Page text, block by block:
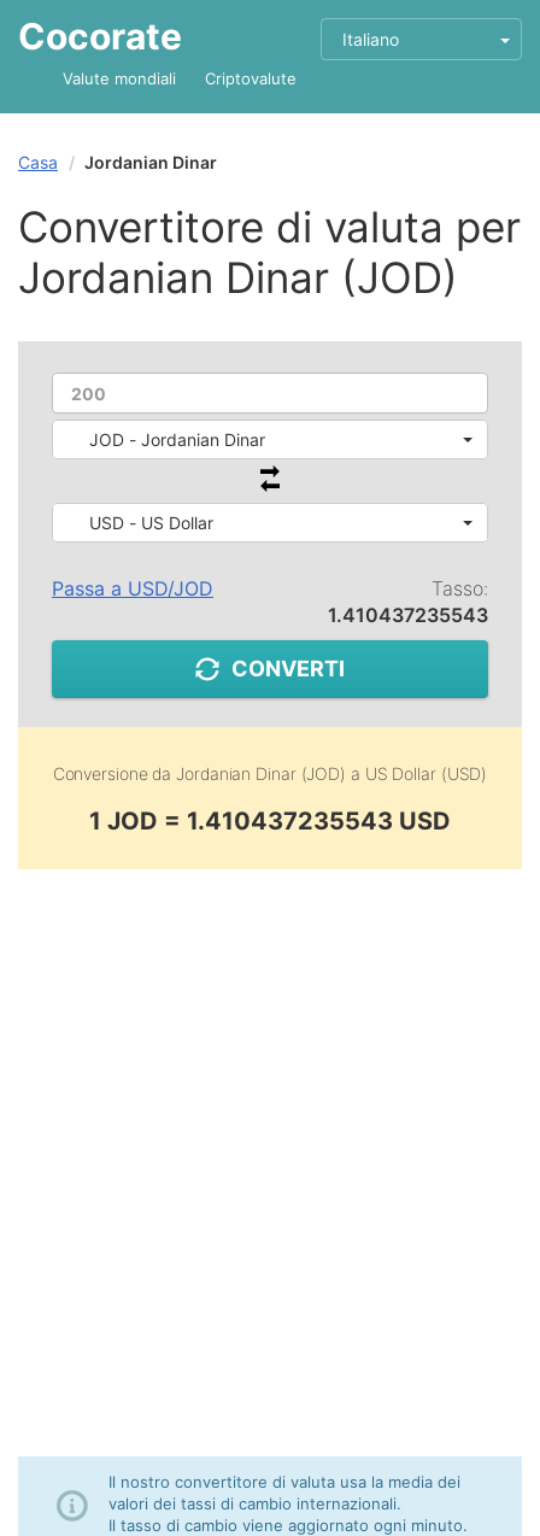
Cocorate Italiano
Valute mondiali Criptovalute
Casa Jordanian Dinar
Convertitore di valuta per
Jordanian Dinar (JOD)
JOD - Jordanian Dinar
USD - US Dollar
Passa a USD/JOD
Tasso:
1.410437235543
CONVERTI
Conversione daJordanian Dinar (JOD) a US Dollar (USD)
1 JOD = 1.410437235543 USD
Il nostro convertitore di valuta usa la media dei
valori dei tassi di cambio internazionali.
Il tasso di cambio viene aggiornato ogni minuto.